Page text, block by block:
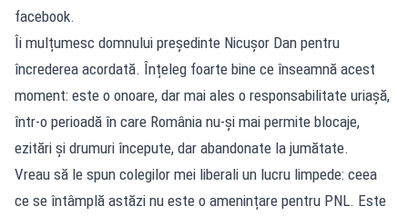
facebook.
Îi mulțumesc domnului președinte Nicușor Dan pentru
încrederea acordată. Înțeleg foarte bine ce înseamnă acest
moment: este o onoare, dar mai ales o responsabilitate uriașă,
într-o perioadă în care România nu-și mai permite blocaje,
ezitări și drumuri începute, dar abandonate la jumătate.
Vreau să le spun colegilor mei liberali un lucru limpede: ceea
ce se întâmplă astăzi nu este o amenințare pentru PNL. Este